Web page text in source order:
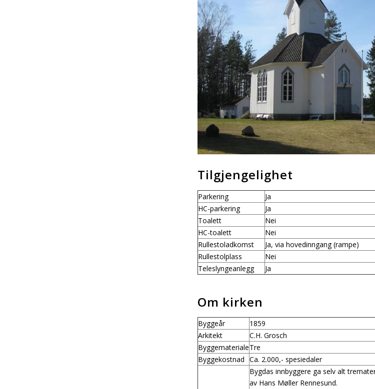
Tilgjengelighet
Parkering
Ja
HC-parkering
Ja
Toalett
Nei
HC-toalett
Nei
Rullestoladkomst
Ja, via
Rullestolplass
Nei
Teleslyngeanlegg
Ja
Om kirken
Byggeår
1859
Arkitekt
C.H. Grosch
ByggematerialeTre
Byggekostnad Ca. 2.000,- spesiedaler
Bygdas innbyggere ga selv alt
av Hans Møller Rennesund.